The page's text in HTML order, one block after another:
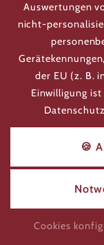
Auswertungen
nicht-
der EU (z. B.
Einwilligung
🍪
Cookies